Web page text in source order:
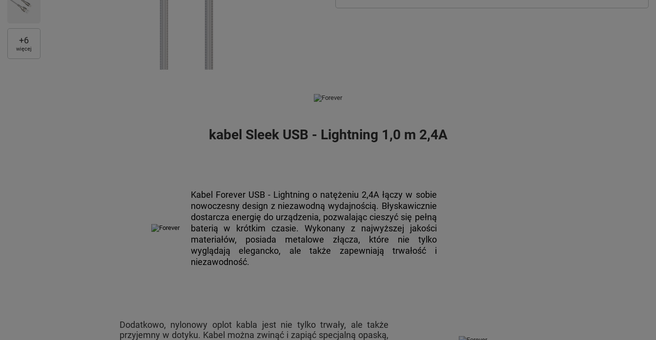
+6
więcej
kabel Sleek USB - Lightning 1,0 m 2,4A
Kabel Forever USB - Lightning o natężeniu 2,4A łączy w sobie
nowoczesny design z niezawodną wydajnością. Błyskawicznie
dostarcza energię do urządzenia, pozwalając cieszyć się pełną
baterią w krótkim czasie. Wykonany z najwyższej jakości
materiałów, posiada metalowe złącza, które nie tylko
wyglądają elegancko, ale także zapewniają trwałość i
niezawodność.
Dodatkowo, nylonowy oplot kabla jest nie tylko trwały, ale także
przyjemny w dotyku. Kabel można zwinąć i zapiąć specjalną opaską,